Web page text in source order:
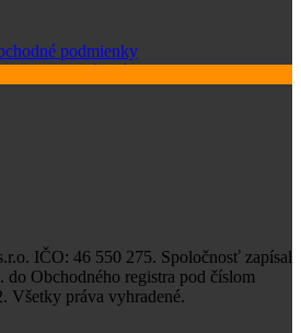
podmienky
osobných údajov
IČO: 46 550 275. Spoločnosť zapísal
Obchodného registra pod číslom
Všetky práva vyhradené.